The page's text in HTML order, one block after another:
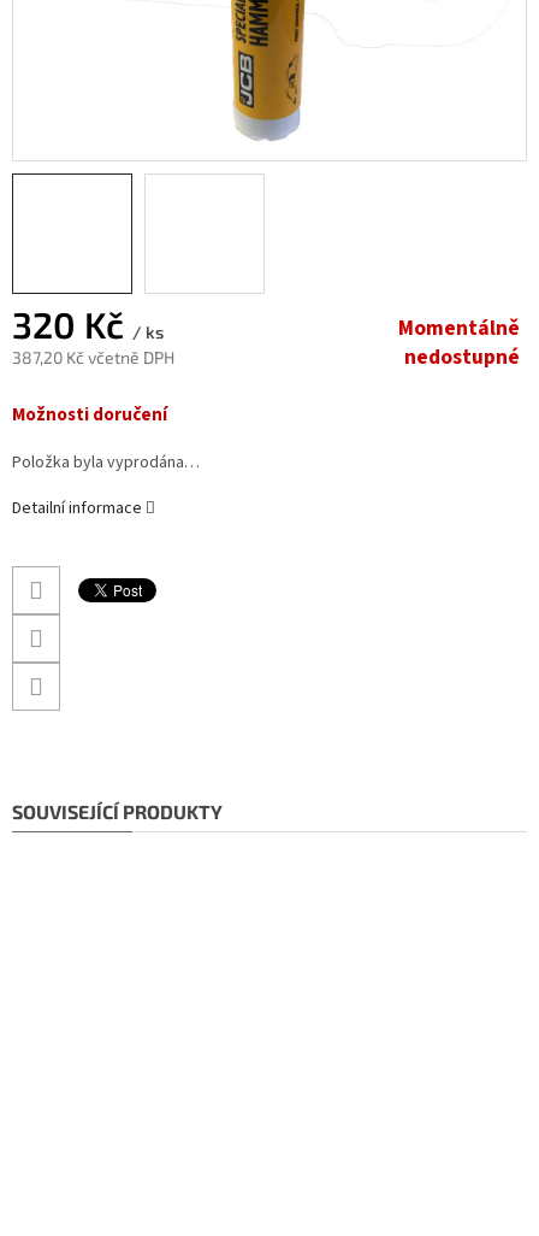
320 Kč / ks
387,20 Kč včetně DPH
cena:
Momentálně
nedostupné
Možnosti doručení
Položka byla vyprodána…
Detailní informace
SOUVISEJÍCÍ PRODUKTY